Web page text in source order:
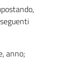
anno;